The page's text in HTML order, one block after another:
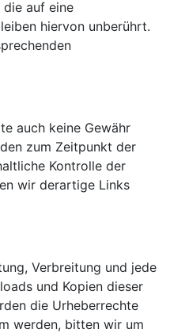
auf eine
hiervon unberührt.
auch keine Gewähr
zum Zeitpunkt der
Kontrolle der
wir derartige Links
Verbreitung und jede
und Kopien dieser
die Urheberrechte
werden, bitten wir um